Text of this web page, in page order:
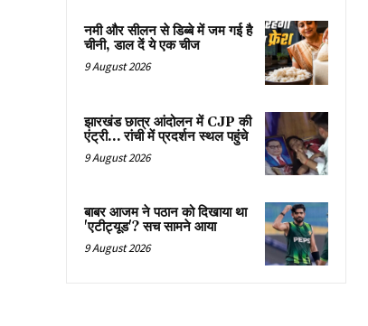
नमी और सीलन से डिब्बे में जम गई है
चीनी, डाल दें ये एक चीज
9 August 2026
झारखंड छात्र आंदोलन में CJP की
एंट्री… रांची में प्रदर्शन स्थल पहुंचे
9 August 2026
बाबर आजम ने पठान को दिखाया था
'एटीट्यूड'? सच सामने आया
9 August 2026